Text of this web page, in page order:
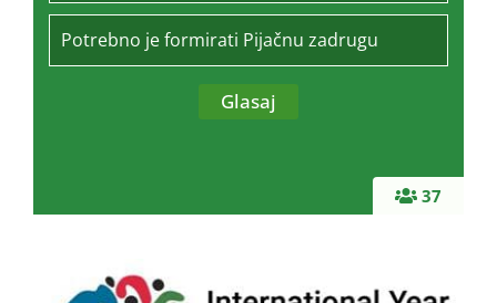
37
Potrebno je formirati Pijačnu zadrugu